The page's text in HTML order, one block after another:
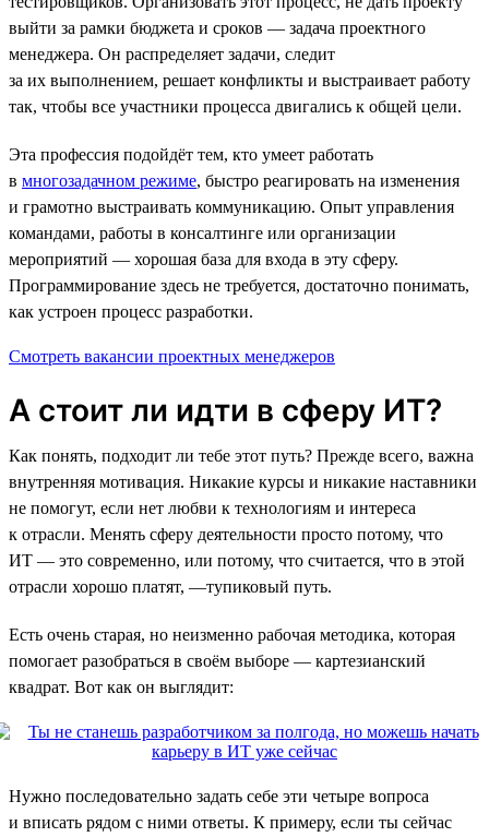
выйти за рамки бюджета и сроков — задача проектного
менеджера. Он распределяет задачи, следит
за их выполнением, решает конфликты и выстраивает работу
так, чтобы все участники процесса двигались к общей цели.
Эта профессия подойдёт тем, кто умеет работать
в многозадачном режиме, быстро реагировать на изменения
и грамотно выстраивать коммуникацию. Опыт управления
командами, работы в консалтинге или организации
мероприятий — хорошая база для входа в эту сферу.
Программирование здесь не требуется, достаточно понимать,
как устроен процесс разработки.
Смотреть вакансии проектных менеджеров
А стоит ли идти в сферу ИТ?
Как понять, подходит ли тебе этот путь? Прежде всего, важна
внутренняя мотивация. Никакие курсы и никакие наставники
не помогут, если нет любви к технологиям и интереса
к отрасли. Менять сферу деятельности просто потому, что
ИТ — это современно, или потому, что считается, что в этой
отрасли хорошо платят, —тупиковый путь.
Есть очень старая, но неизменно рабочая методика, которая
помогает разобраться в своём выборе — картезианский
квадрат. Вот как он выглядит:
Нужно последовательно задать себе эти четыре вопроса
и вписать рядом с ними ответы. К примеру, если ты сейчас